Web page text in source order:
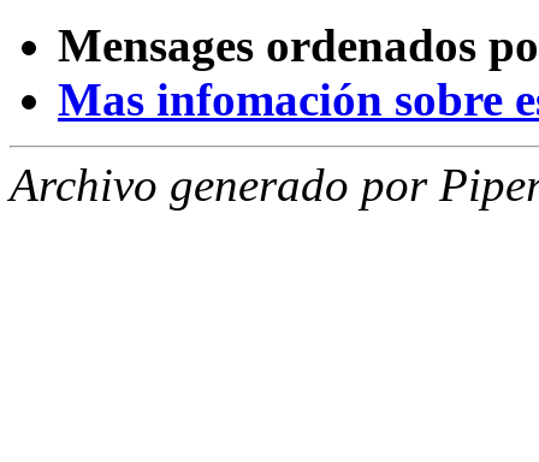
Mensages ordenados
Mas infomación sobre
Archivo generado por